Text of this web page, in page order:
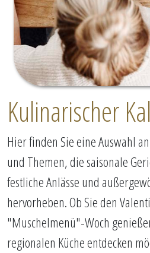
Kulinarischer
Hier finden Sie eine Auswahl
und Themen, die saisonale
festliche Anlässe und
hervorheben. Ob Sie den
"Muschelmenü"-Woch
regionalen Küche entdecken